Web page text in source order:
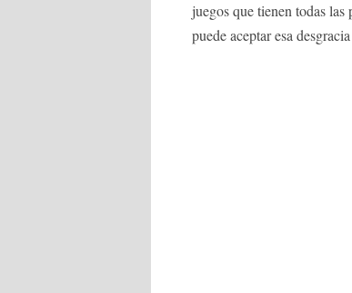
juegos que tienen todas
puede aceptar esa